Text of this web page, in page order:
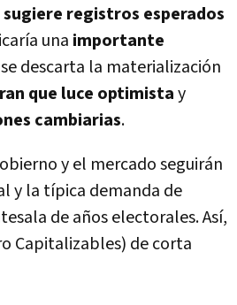
registros esperados
una importante
descarta la materialización
que luce optimistay
cambiarias.
y el mercado seguirán
y la típica demanda de
de años electorales. Así,
Capitalizables) de corta